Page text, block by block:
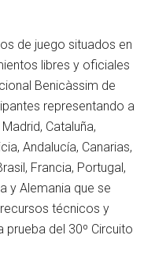
de juego situados en
libres y oficiales
Benicàssim de
representando a
Cataluña,
Andalucía, Canarias,
Francia, Portugal,
y Alemania que se
técnicos y
del 30º Circuito